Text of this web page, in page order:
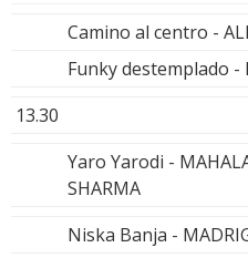
Camino al centro -
Funky destemplado -
13.30
Yaro Yarodi -
SHARMA
Niska Banja -